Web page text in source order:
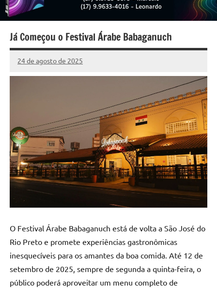
Já Começou o Festival Árabe Babaganuch
24 de agosto de 2025
Marcelo
Fachin
6
comentários
O Festival Árabe Babaganuch está de volta a São José do
Rio Preto e promete experiências gastronômicas
inesquecíveis para os amantes da boa comida. Até 12 de
setembro de 2025, sempre de segunda a quinta-feira, o
público poderá aproveitar um menu completo de